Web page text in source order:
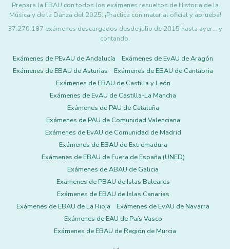
Prepara la EBAU con todos los exámenes resueltos de Historia de la
Música y de la Danza del 2025. ¡Practica con material oficial y aprueba!
37.270.187 exámenes descargados desde julio de 2015 hasta ayer... y
contando.
Exámenes de PEvAU de Andalucía
Exámenes de EvAU de Aragón
Exámenes de EBAU de Asturias
Exámenes de EBAU de Cantabria
Exámenes de EBAU de Castilla y León
Exámenes de EvAU de Castilla-La Mancha
Exámenes de PAU de Cataluña
Exámenes de PAU de Comunidad Valenciana
Exámenes de EvAU de Comunidad de Madrid
Exámenes de EBAU de Extremadura
Exámenes de EBAU de Fuera de España (UNED)
Exámenes de ABAU de Galicia
Exámenes de PBAU de Islas Baleares
Exámenes de EBAU de Islas Canarias
Exámenes de EBAU de La Rioja
Exámenes de EvAU de Navarra
Exámenes de EAU de País Vasco
Exámenes de EBAU de Región de Murcia